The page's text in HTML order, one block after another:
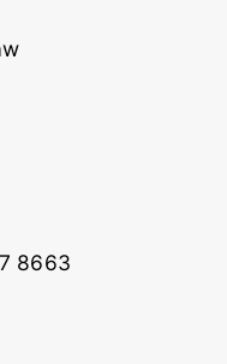
8663